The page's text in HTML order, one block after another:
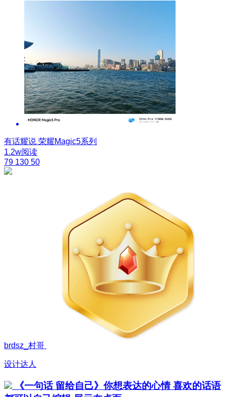
有话耀说 荣耀Magic5系列
1.2w阅读
79 130 50
brdsz_村哥
设计达人
《一句话 留给自己》你想表达的心情 喜欢的话语